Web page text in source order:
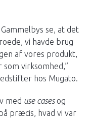
se, at det
vi havde brug
af vores produkt,
virksomhed,”
hos Mugato.
med use casesog
præcis, hvad vi var